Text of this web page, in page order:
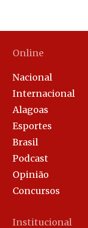
Online
Nacional
Internacional
Alagoas
Esportes
Brasil
Podcast
Opinião
Concursos
Institucional